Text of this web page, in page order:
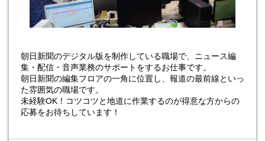
朝日新聞のデジタル版を制作している職場で、ニュース編
集・配信・音声業務のサポートをするお仕事です。
朝日新聞の編集フロアの一角に位置し、報道の最前線といっ
た雰囲気の職場です。
未経験OK！コツコツと地道に作業するのが得意な方からの
応募をお待ちしています！